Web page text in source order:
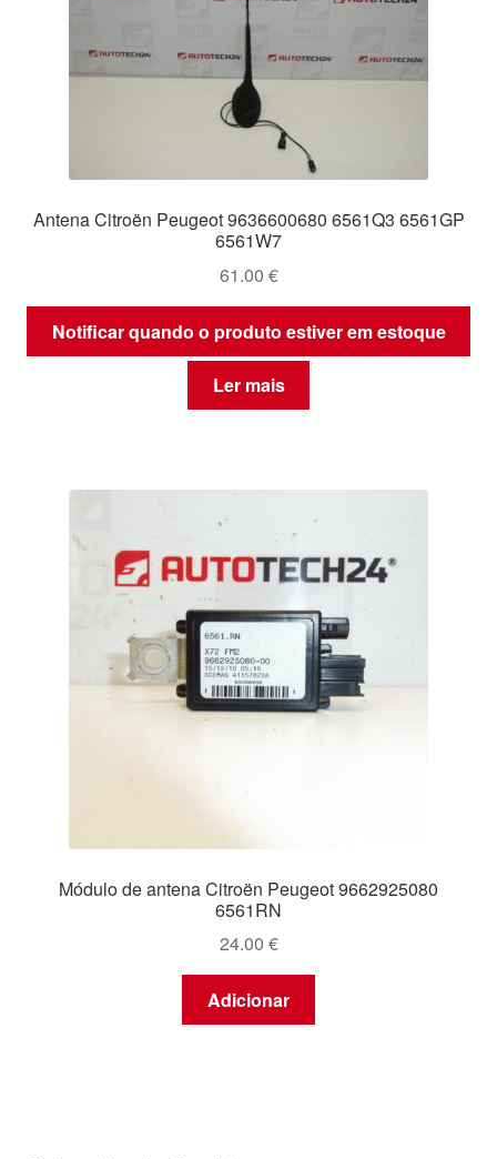
Antena Citroën Peugeot 9636600680 6561Q3 6561GP
6561W7
61.00 €
Notificar quando o produto estiver em estoque
Ler mais
Módulo de antena Citroën Peugeot 9662925080
6561RN
24.00 €
Adicionar